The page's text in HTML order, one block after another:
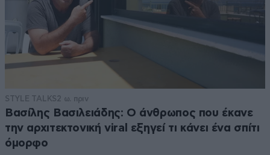
STYLE TALKS 2 ω. πριν
Βασίλης Βασιλειάδης: Ο άνθρωπος που έκανε
την αρχιτεκτονική viral εξηγεί τι κάνει ένα σπίτι
όμορφο